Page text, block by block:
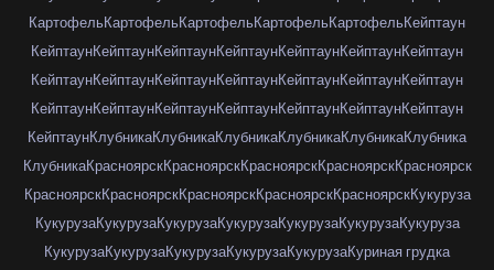
КартофельКартофельКартофельКартофельКартофельКейптаун
КейптаунКейптаунКейптаунКейптаунКейптаунКейптаунКейптаун
КейптаунКейптаунКейптаунКейптаунКейптаунКейптаунКейптаун
КейптаунКейптаунКейптаунКейптаунКейптаунКейптаунКейптаун
КейптаунКлубникаКлубникаКлубникаКлубникаКлубникаКлубника
КлубникаКрасноярскКрасноярскКрасноярскКрасноярскКрасноярск
КрасноярскКрасноярскКрасноярскКрасноярскКрасноярскКукуруза
КукурузаКукурузаКукурузаКукурузаКукурузаКукурузаКукуруза
КукурузаКукурузаКукурузаКукурузаКукурузаКуриная грудка